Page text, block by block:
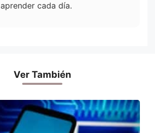
aprender cada día.
Ver También